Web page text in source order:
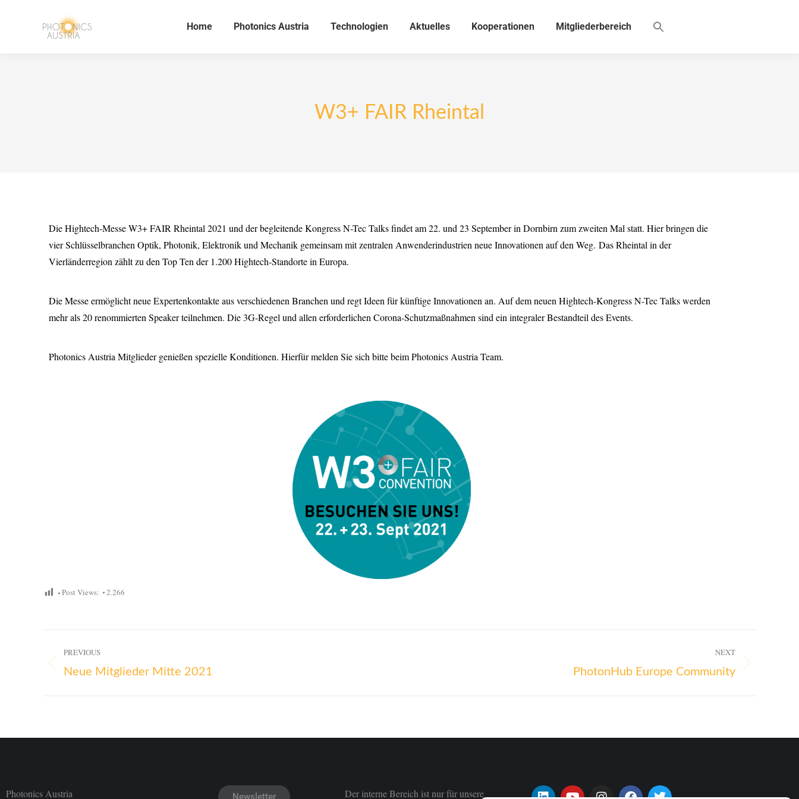
Home Photonics Austria Technologien Aktuelles Kooperationen Mitgliederbereich
W3+ FAIR Rheintal
Die Hightech-Messe W3+ FAIR Rheintal 2021 und der begleitende Kongress N-Tec Talks findet am 22. und 23 September in Dornbirn zum zweiten Mal statt. Hier bringen die
vier Schlüsselbranchen Optik, Photonik, Elektronik und Mechanik gemeinsam mit zentralen Anwenderindustrien neue Innovationen auf den Weg. Das Rheintal in der
Vierländerregion zählt zu den Top Ten der 1.200 Hightech-Standorte in Europa.
Die Messe ermöglicht neue Expertenkontakte aus verschiedenen Branchen und regt Ideen für künftige Innovationen an. Auf dem neuen Hightech-Kongress N-Tec Talks werden
mehr als 20 renommierten Speaker teilnehmen. Die 3G-Regel und allen erforderlichen Corona-Schutzmaßnahmen sind ein integraler Bestandteil des Events.
Photonics Austria Mitglieder genießen spezielle Konditionen. Hierfür melden Sie sich bitte beim Photonics Austria Team.
Post Views: 2.266
PREVIOUS
Neue Mitglieder Mitte 2021
NEXT
PhotonHub Europe Community
Photonics Austria Newsletter Der interne Bereich ist nur für unsere